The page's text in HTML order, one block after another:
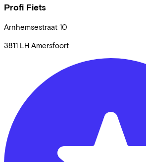
Profi Fiets
Arnhemsestraat 10
3811 LH Amersfoort